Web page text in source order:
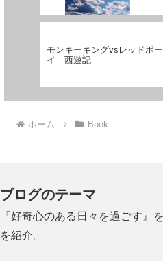
モンキーキングvsレッドボー
イ 西遊記
ホーム Book
ブログのテーマ
『好奇心のある日々を過ごす』
を紹介。